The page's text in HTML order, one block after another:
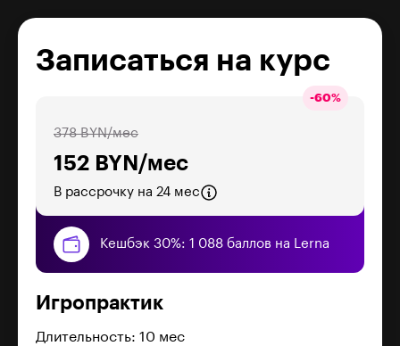
Записаться на курс
-60%
152 BYN/мес
378 BYN/мес
В рассрочку на 24 мес
Кешбэк 30%: 1 088 баллов на Lerna
Игропрактик
Длительность: 10 мес